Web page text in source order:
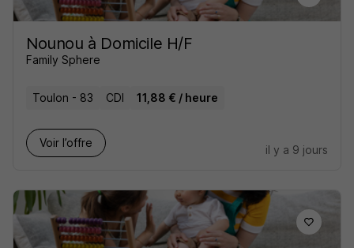
Nounou à Domicile H/F
Family Sphere
Toulon - 83 CDI 11,88 € / heure
Voir l’offre
il y a 9 jours